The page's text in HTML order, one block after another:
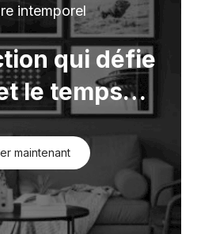
intemporel
qui défie
le temps…
maintenant